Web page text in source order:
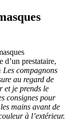
prestataire,
Les compagnons
au regard de
et je prends le
consignes pour
mains avant de
à l’extérieur.